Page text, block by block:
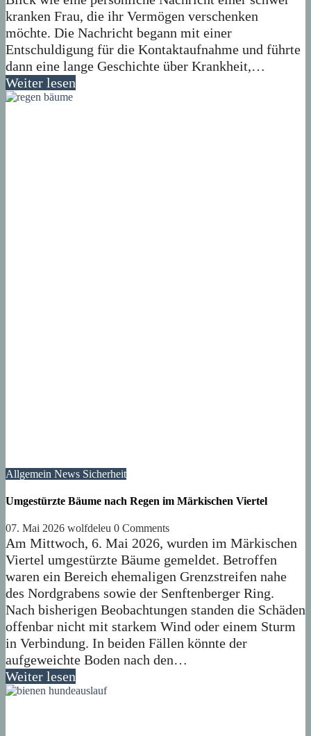
kranken Frau, die ihr Vermögen verschenken
möchte. Die Nachricht begann mit einer
Entschuldigung für die Kontaktaufnahme und führte
dann eine lange Geschichte über Krankheit,…
Weiter lesen
Allgemein News Sicherheit
Umgestürzte Bäume nach Regen im Märkischen Viertel
07. Mai 2026 wolfdeleu 0 Comments
Am Mittwoch, 6. Mai 2026, wurden im Märkischen
Viertel umgestürzte Bäume gemeldet. Betroffen
waren ein Bereich ehemaligen Grenzstreifen nahe
des Nordgrabens sowie der Senftenberger Ring.
Nach bisherigen Beobachtungen standen die Schäden
offenbar nicht mit starkem Wind oder einem Sturm
in Verbindung. In beiden Fällen könnte der
aufgeweichte Boden nach den…
Weiter lesen